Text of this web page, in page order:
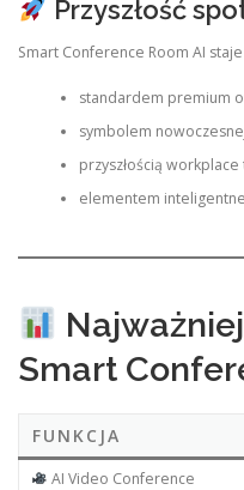
Przyszłość
Smart Conference Room AI staje
standardem premium
symbolem
przyszłością
elementem
Smart
FUNKCJA
AI Video Conference